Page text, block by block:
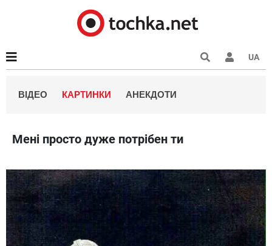
UA
ВІДЕО КАРТИНКИ АНЕКДОТИ
Мені просто дуже потрібен ти